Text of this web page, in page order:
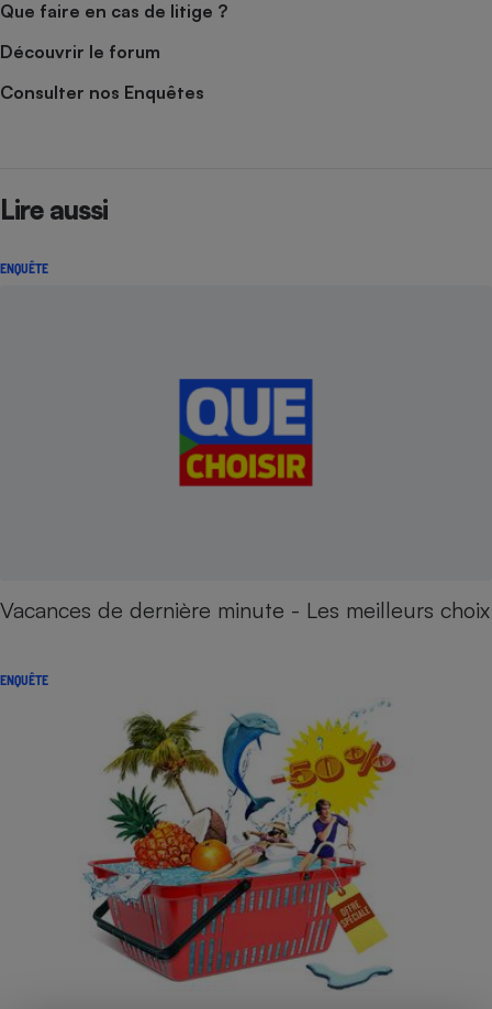
Que faire en cas de litige ?
Découvrir le forum
Consulter nos Enquêtes
Lire aussi
ENQUÊTE
Vacances de dernière minute - Les meilleurs choix
ENQUÊTE